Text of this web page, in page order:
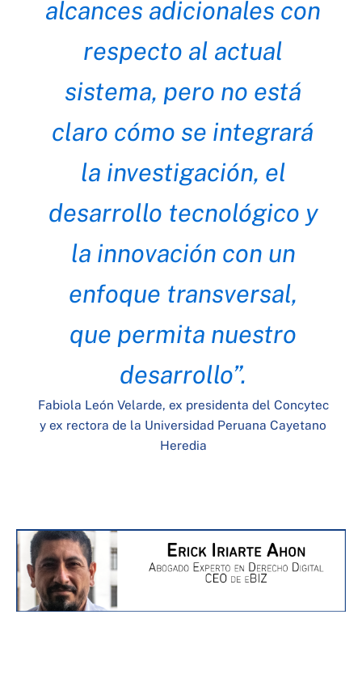
alcances adicionales con
respecto al actual
sistema, pero no está
claro cómo se integrará
la investigación, el
desarrollo tecnológico y
la innovación con un
enfoque transversal,
que permita nuestro
desarrollo”.
Fabiola León Velarde, ex presidenta del Concytec
y ex rectora de la Universidad Peruana Cayetano
Heredia